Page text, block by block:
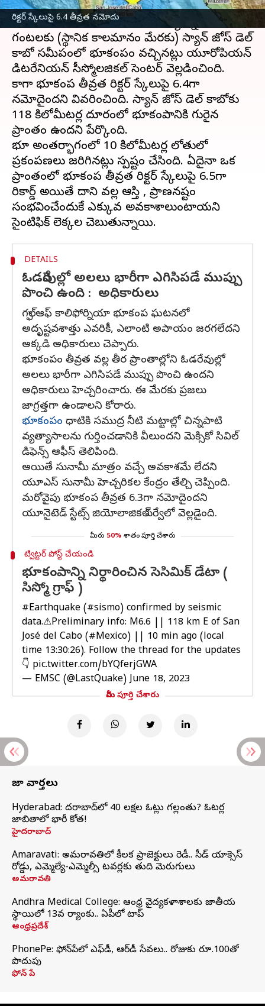
రిక్టర్ స్కేలుపై 6.4 తీవ్రత నమోదు
మెక్సికోదేశంలోని గల్ఫ్‌ ఆఫ్‌ కాలిఫోర్నియాలో భారీగా
భూమి కంపించింది. ఆదివారం మధ్యాహ్నం 1.30
గంటలకు (స్థానిక కాలమానం మేరకు) స్యాన్‌ జోస్‌ డెల్‌
కాబో సమీపంలో భూకంపం వచ్చినట్లు యూరోపియన్‌
మెడిటరేనియన్‌ సీస్మోలజికల్‌ సెంటర్‌ వెల్లడించింది.
కాగా భూకంప తీవ్రత రిక్టర్ స్కేలుపై 6.4గా
నమోదైందని వివరించింది. స్యాన్‌ జోస్‌ డెల్‌ కాబోకు
118 కిలోమీటర్ల దూరంలో భూకంపానికి గురైన
ప్రాంతం ఉందని పేర్కొంది.
భూ అంతర్భాగంలో 10 కిలోమీటర్ల లోతులో
ప్రకంపణలు జరిగినట్లు స్పష్టం చేసింది. ఏదైనా ఒక
ప్రాంతంలో భూకంప తీవ్రత రిక్టర్‌ స్కేలుపై 6.5గా
రికార్డ్ అయితే దాని వల్ల ఆస్తి , ప్రాణనష్టం
సంభవించేందుకే ఎక్కువ అవకాశాలుంటాయని
DETAILS
ఓడరేవుల్లో అలలు భారీగా ఎగిసిపడే ముప్పు
పొంచి ఉంది : అధికారులు
గల్ఫ్‌ ఆఫ్‌ కాలిఫోర్నియా భూకంప ఘటనలో
అదృష్టవశాత్తు ఎవరికీ, ఎలాంటి అపాయం జరగలేదని
అక్కడి అధికారులు చెప్పారు.
భూకంపం తీవ్రత వల్ల తీర ప్రాంతాల్లోని ఓడరేవుల్లో
అలలు భారీగా ఎగిసిపడే ముప్పు పొంచి ఉందని
అధికారులు హెచ్చరించారు. ఈ మేరకు ప్రజలు
జాగ్రత్తగా ఉండాలని కోరారు.
భూకంపం ధాటికి సముద్ర నీటి మట్టాల్లో చిన్నపాటి
వ్యత్యాసాలను గుర్తించడానికి వీలుందని మెక్సికో సివిల్‌
డిఫెన్స్‌ ఆఫీస్‌ తెలిపింది.
అయితే సునామీ మాత్రం వచ్చే అవకాశమే లేదని
యూఎస్‌ సునామీ హెచ్చరికల కేంద్రం తేల్చి చెప్పింది.
మరోవైపు భూకంప తీవ్రత 6.3గా నమోదైందని
యూనైటెడ్ స్టేట్స్ జియోలాజికల్‌ సర్వేలో వెల్లడైంది.
మీరు 50% శాతం పూర్తి చేశారు
ట్విట్టర్ పోస్ట్ చేయండి
భూకంపాన్ని నిర్థారించిన సెసిమిక్ డేటా (
సిస్మో గ్రాఫ్ )
#Earthquake (#sismo) confirmed by seismic
data.⚠Preliminary info: M6.6 || 118 km E of San
José del Cabo (#Mexico) || 10 min ago (local
time 13:30:26). Follow the thread for the updates
👇 pic.twitter.com/bYQferjGWA
— EMSC (@LastQuake)June 18, 2023
మీరు పూర్తి చేశారు
తాజా వార్తలు
Hyderabad: హైదరాబాద్‌లో 40 లక్షల ఓట్లు గల్లంతు? ఓటర్ల
జాబితాలో భారీ కోత!
హైదరాబాద్
Amaravati: అమరావతిలో కీలక ప్రాజెక్టులు రెడీ.. సీడ్‌ యాక్సెస్‌
రోడ్డు, ఎమ్మెల్యే-ఎమ్మెల్సీ టవర్లకు తుది మెరుగులు
అమరావతి
Andhra Medical College: ఆంధ్ర వైద్యకళాశాలకు జాతీయ
స్థాయిలో 13వ ర్యాంకు.. ఏపీలో టాప్
ఆంధ్రప్రదేశ్
PhonePe: ఫోన్‌పేలో ఎఫ్‌డీ, ఆర్‌డీ సేవలు.. రోజుకు రూ.100తో
పొదుపు
ఫోన్‌ పే